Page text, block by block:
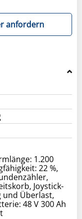
anfordern
1.200
22 %,
Joystick-
und Überlast,
48 V 300 Ah